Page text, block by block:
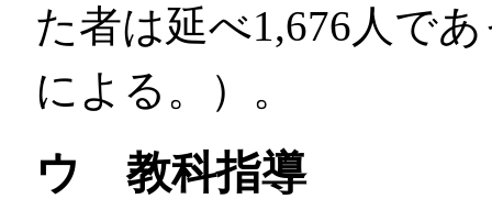
た者は延べ1,676人で
による。）。
ウ 教科指導